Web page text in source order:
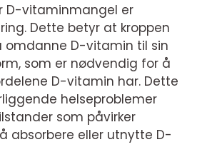
D-vitaminmangel er
Dette betyr at kroppen
omdanne D-vitamin til sin
som er nødvendig for å
D-vitamin har. Dette
helseproblemer
som påvirker
absorbere eller utnytte D-